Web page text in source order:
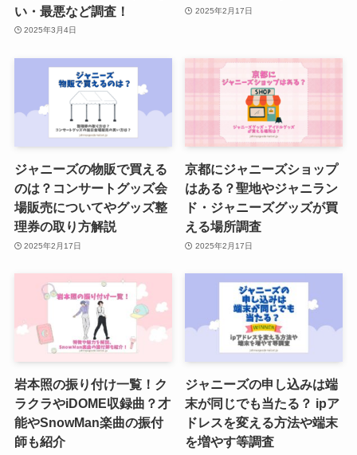
紹介！ッグの選び方や1泊2日の泊
りだはキャリーケース？
ジャニーズでインスタやってる人
いる？ 個人インスタをフォロワー
数が多い順ランキング！
い・最悪など調査！
2025年3月4日
2025年2月17日
ジャニーズの物販で買える
のは？コンサートグッズ会
場販売についてやグッズ整
理券の取り方解説
2025年2月17日
京都にジャニーズショップ
はある？聖地やジャニラン
ド・ジャニーズグッズが買
える場所調査
2025年2月17日
岩本照の振り付け一覧！ク
ラクラやiDOME収録曲？才
能やSnowMan楽曲の振付
師も紹介
ジャニーズの申し込みは端
末が同じでも当たる？ ipア
ドレスを変える方法や端末
を増やす等調査